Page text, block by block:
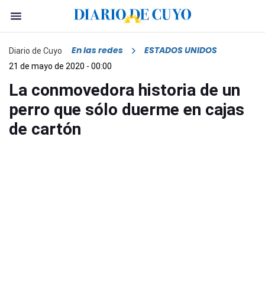
Diario de Cuyo En las redes ESTADOS UNIDOS
21 de mayo de 2020 - 00:00
La conmovedora historia de un
perro que sólo duerme en cajas
de cartón